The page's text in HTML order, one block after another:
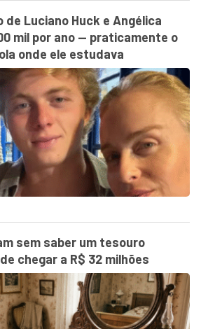
de Luciano Huck e Angélica
mil por ano — praticamente o
onde ele estudava
sem saber um tesouro
chegar a R$ 32 milhões